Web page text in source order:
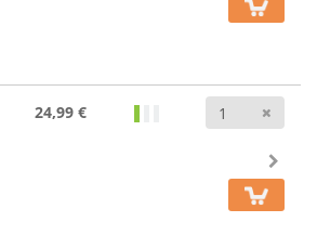
24,99 €